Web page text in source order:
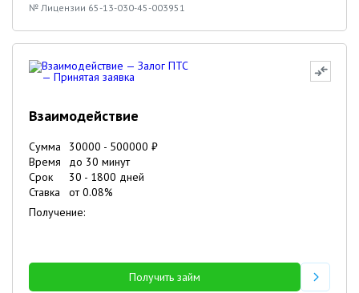
№ Лицензии 65-13-030-45-003951
Взаимодействие
Сумма 30000 - 500000 ₽
Время
до 30 минут
Срок
30 - 1800 дней
Ставка
от0.08%
Получение:
Получить займ